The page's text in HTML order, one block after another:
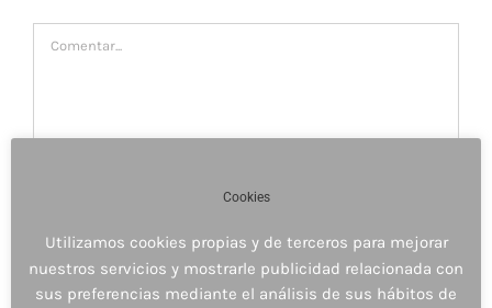
Cookies
Utilizamos cookies propias y de terceros para mejorar
nuestros servicios y mostrarle publicidad relacionada con
sus preferencias mediante el análisis de sus hábitos de